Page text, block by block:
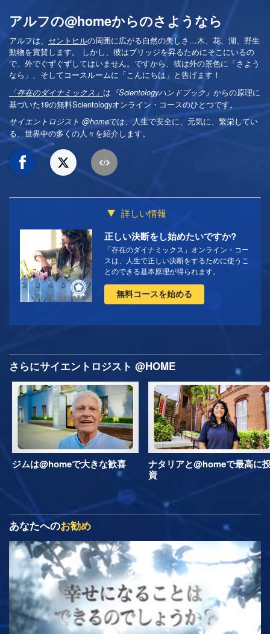
アルフの@homeからのさようなら
アルフは、 セントヒルの周囲に広がる自然の美しさ…木、花、湖、野生
動物を賞賛します。 しかし、彼はブリッジを昇るためにそこにいるの
で、外でぐずぐずしてはいません。ですから、彼は外の景色に「さよう
なら」、そしてコースルームに「こんにちは」と告げます！
「存在のダイナミックス」 は 『Scientologyハンドブック』 からの原理に
基づいた19の無料Scientologyオンライン・コースのひとつです。
サイエントロジスト @homeでは、人生で安全に、元気に、繁栄してい
る、世界中の多くの人々を紹介します。
詳しい情報
正しい決断をし始めたいですか?
「存在のダイナミックス」オンライン・コー
スは、人生で正しい決断をするために使うこ
とのできる基本原理が得られます。
無料コースを始める
さらにサイエントロジスト @HOME
ジムは@homeで大きな歓喜
ナタリアと@homeで最高に
資
あなたへのお勧め